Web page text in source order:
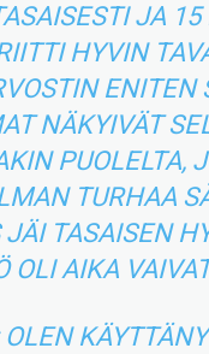
JA
HYVIN
ENITEN
NÄKYIVÄT
PUOLELTA,
TURHAA
JÄI TASAISEN
OLI AIKA